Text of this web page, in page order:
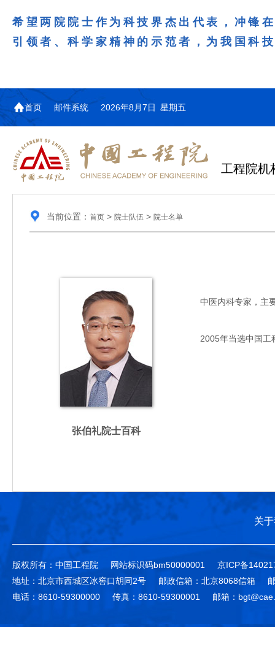
希望两院院士作为科技界杰出代表，冲锋
引领者、科学家精神的示范者，为我国科
首页 邮件系统 2026年8月7日 星期五
工程院机
当前位置： 首页> 院士队伍 > 院士名单
张伯礼院士百科
中医内科专家，主要
2005年当选中国工
关
版权所有：中国工程院 网站标识码bm50000001
京ICP备
地址：北京市西城区冰窖口胡同2号
邮政信箱：北京8068信箱
电话：8610-59300000
传真：8610-59300001 邮箱：